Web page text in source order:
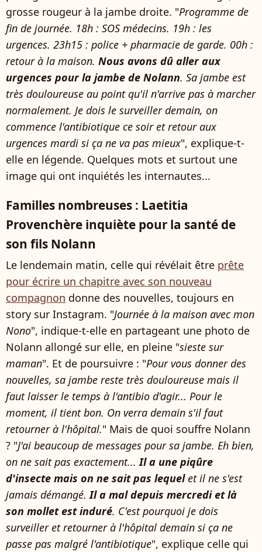
grosse rougeur à la jambe droite. "Programme de
fin de journée. 18h : SOS médecins. 19h : les
urgences. 23h15 : police + pharmacie de garde. 00h :
retour à la maison. Nous avons dû aller aux
urgences pour la jambe de Nolann. Sa jambe est
très douloureuse au point qu'il n'arrive pas à marcher
normalement. Je dois le surveiller demain, on
commence l'antibiotique ce soir et retour aux
urgences mardi si ça ne va pas mieux", explique-t-
elle en légende. Quelques mots et surtout une
image qui ont inquiétés les internautes...
Familles nombreuses : Laetitia
Provenchère inquiète pour la santé de
son fils Nolann
Le lendemain matin, celle qui révélait être prête
pour écrire un chapitre avec son nouveau
compagnon donne des nouvelles, toujours en
story sur Instagram. "Journée à la maison avec mon
Nono", indique-t-elle en partageant une photo de
Nolann allongé sur elle, en pleine "sieste sur
maman". Et de poursuivre : "Pour vous donner des
nouvelles, sa jambe reste très douloureuse mais il
faut laisser le temps à l'antibio d'agir... Pour le
moment, il tient bon. On verra demain s'il faut
retourner à l'hôpital." Mais de quoi souffre Nolann
? "J'ai beaucoup de messages pour sa jambe. Eh bien,
on ne sait pas exactement...Il a une piqûre
d'insecte mais on ne sait pas lequelet il ne s'est
jamais démangé.Il a mal depuis mercredi et là
son mollet est induré. C'est pourquoi je dois
surveiller et retourner à l'hôpital demain si ça ne
passe pas malgré l'antibiotique", explique celle qui